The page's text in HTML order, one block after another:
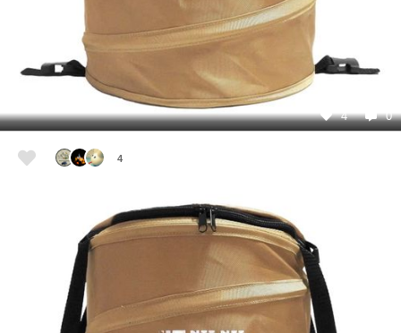
4 0
4